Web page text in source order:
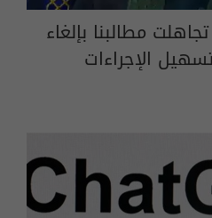
مطالبنا بإلغاء
الإجراءات